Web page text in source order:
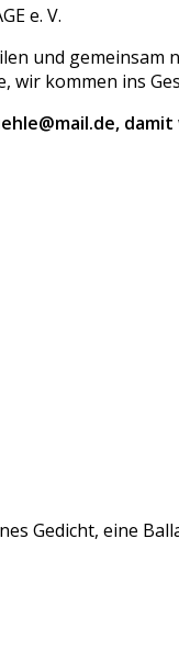
e. V.
und
wir kommen ins
Gedicht, eine